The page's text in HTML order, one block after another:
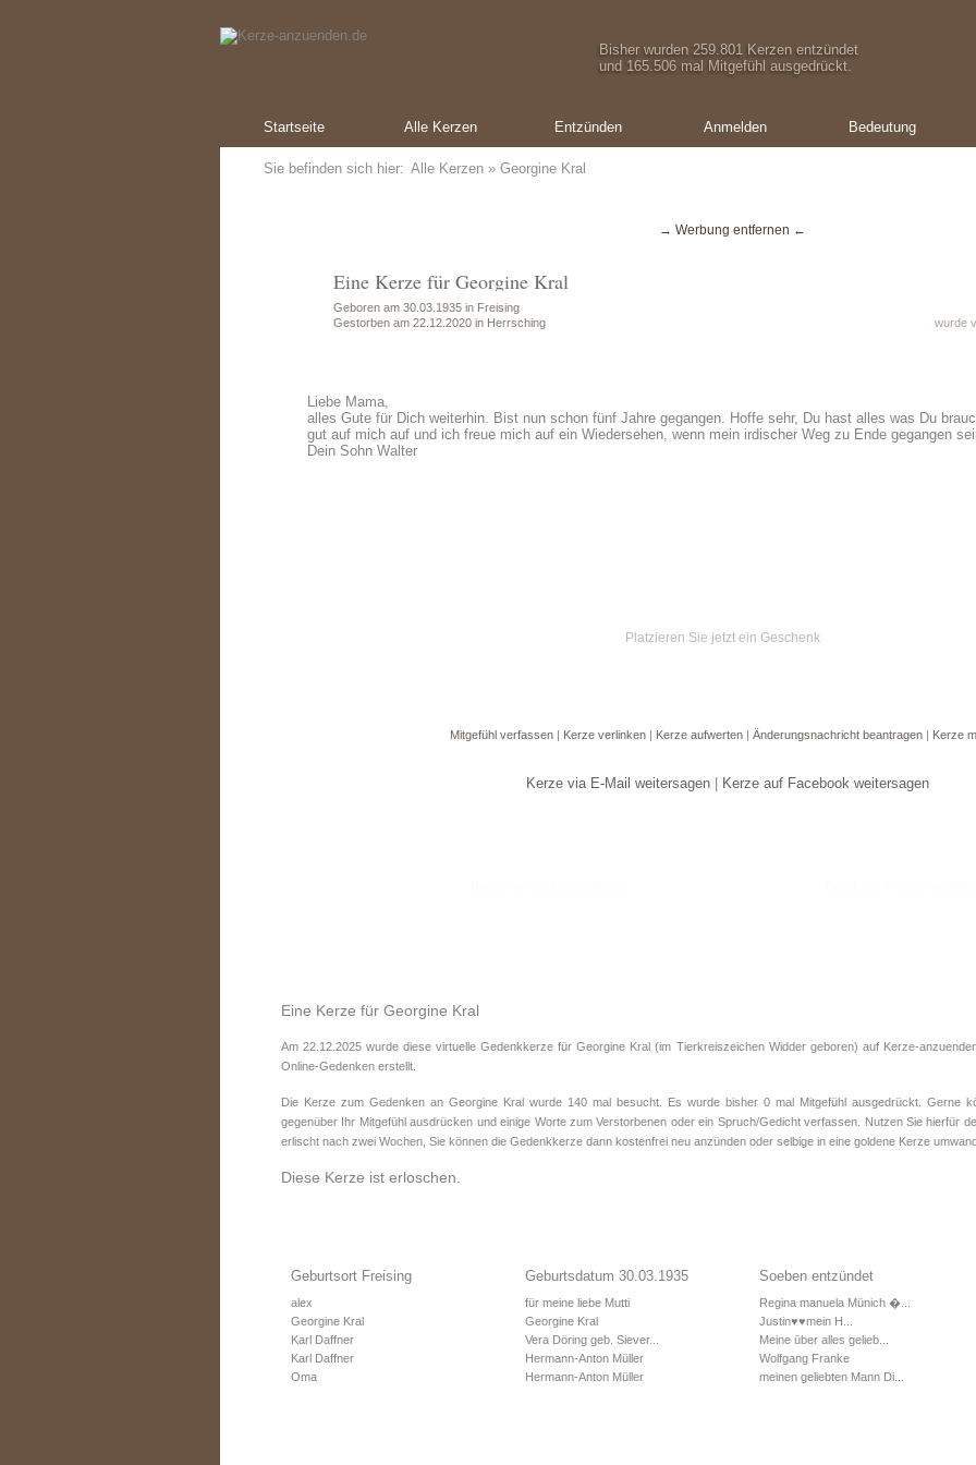
Bisher wurden 259.801 Kerzen entzündet
und 165.506 mal Mitgefühl ausgedrückt.
Startseite Alle Kerzen Entzünden Anmelden Bedeutung
Sie befinden sich hier: Alle Kerzen » Georgine Kral
→ Werbung entfernen ←
Eine Kerze für Georgine Kral
Geboren am 30.03.1935 in Freising
Gestorben am 22.12.2020 in Herrsching
wurde
Liebe Mama,
alles Gute für Dich weiterhin. Bist nun schon fünf Jahre gegangen. Hoffe sehr, Du hast alles was Du
gut auf mich auf und ich freue mich auf ein Wiedersehen, wenn mein irdischer Weg zu Ende gegangen
Dein Sohn Walter
Platzieren Sie jetzt ein Geschenk
Mitgefühl verfassen | Kerze verlinken | Kerze aufwerten | Änderungsnachricht beantragen | Kerze
Kerze via E-Mail weitersagen Kerze auf Facebook weitersagen
Eine Kerze für Georgine Kral
Am 22.12.2025 wurde diese virtuelle Gedenkkerze für Georgine Kral (im Tierkreiszeichen Widdergeboren) auf Kerze-
Online-Gedenken erstellt.
Die Kerze zum Gedenken an Georgine Kral wurde 140 mal besucht. Es wurde bisher 0 mal Mitgefühl ausgedrückt. Gerne
gegenüber Ihr Mitgefühl ausdrücken und einige Worte zum Verstorbenen oder ein Spruch/Gedicht verfassen. Nutzen Sie hierfür
erlischt nach zwei Wochen, Sie können die Gedenkkerze dann kostenfrei neu anzünden oder selbige in eine goldene Kerze
Diese Kerze ist erloschen.
Geburtsort Freising
alex
Georgine Kral
Karl Daffner
Karl Daffner
Oma
Geburtsdatum 30.03.1935
für meine liebe Mutti
Georgine Kral
Vera Döring geb. Siever...
Hermann-Anton Müller
Hermann-Anton Müller
Soeben entzündet
Regina manuela Münich �...
Justin♥️♥️mein H...
Meine über alles gelieb...
Wolfgang Franke
meinen geliebten Mann Di...